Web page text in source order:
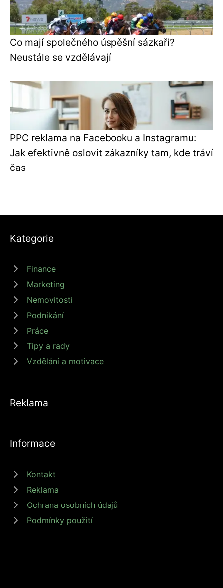
Co mají společného úspěšní sázkaři?
Neustále se vzdělávají
PPC reklama na Facebooku a Instagramu:
Jak efektivně oslovit zákazníky tam, kde tráví
čas
Kategorie
Finance
Marketing
Nemovitosti
Podnikání
Práce
Tipy a rady
Vzdělání a motivace
Reklama
Informace
Kontakt
Reklama
Ochrana osobních údajů
Podmínky použití